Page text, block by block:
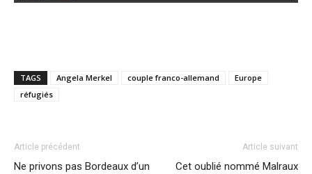
TAGS Angela Merkel couple franco-allemand
Europe
réfugiés
Article précédent
Ne privons pas Bordeaux d’un
Article suivant
Cet oublié nommé Malraux